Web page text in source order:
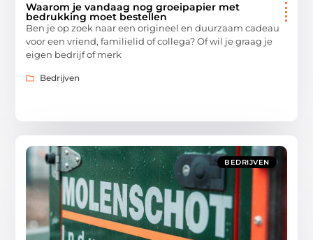
Waarom je vandaag nog groeipapier met
bedrukking moet bestellen
Ben je op zoek naar een origineel en duurzaam cadeau
voor een vriend, familielid of collega? Of wil je graag je
eigen bedrijf of merk
Bedrijven
BEDRIJVEN